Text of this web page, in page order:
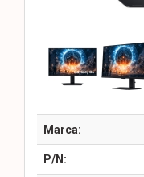
Marca:
P/N: